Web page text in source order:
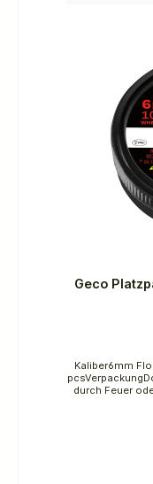
Geco
Kaliber6mm
pcsVerpackungDose Warnhinweise
durch Feuer